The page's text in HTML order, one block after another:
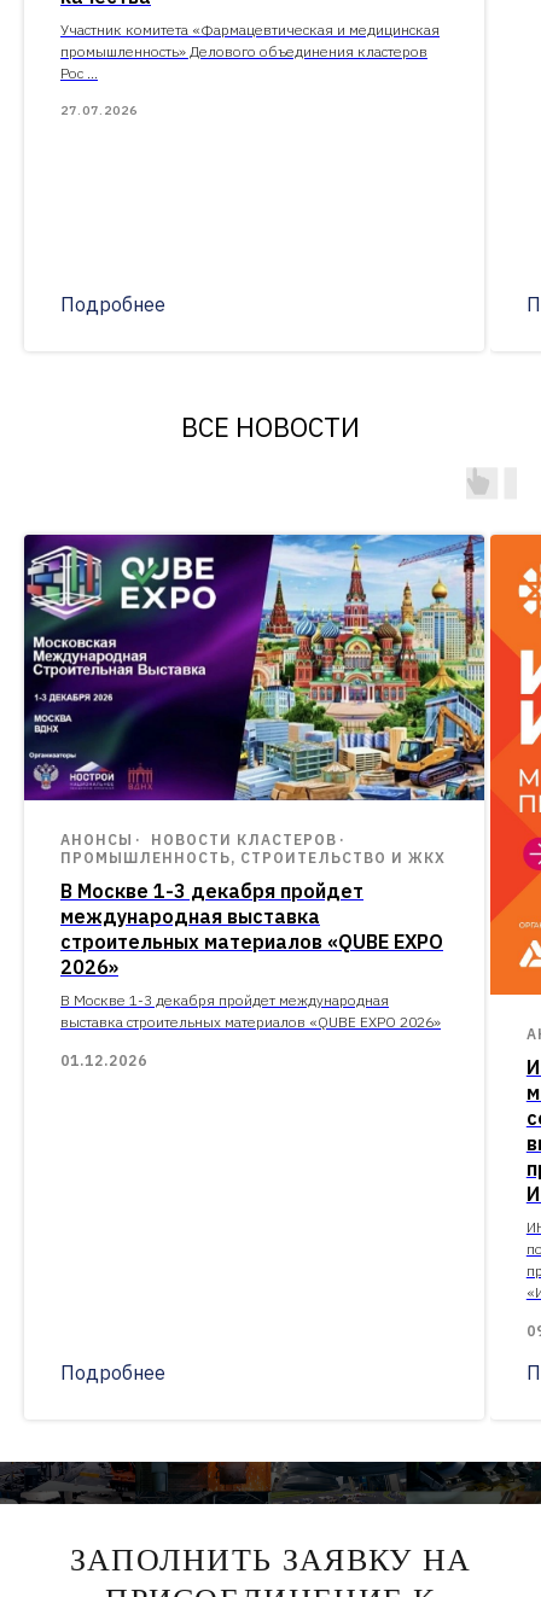
Участник комитета «Фармацевтическая и медицинская
промышленность» Делового объединения кластеров
Рос ...
27.07.2026
Подробнее
ВСЕ НОВОСТИ
АНОНСЫ
НОВОСТИ КЛАСТЕРОВ
ПРОМЫШЛЕННОСТЬ, СТРОИТЕЛЬСТВО И ЖКХ
В Москве 1-3 декабря пройдет
международная выставка
строительных материалов «QUBE EXPO
2026»
В Москве 1-3 декабря пройдет международная
выставка строительных материалов «QUBE EXPO 2026»
01.12.2026
Подробнее
ЗАПОЛНИТЬ ЗАЯВКУ НА